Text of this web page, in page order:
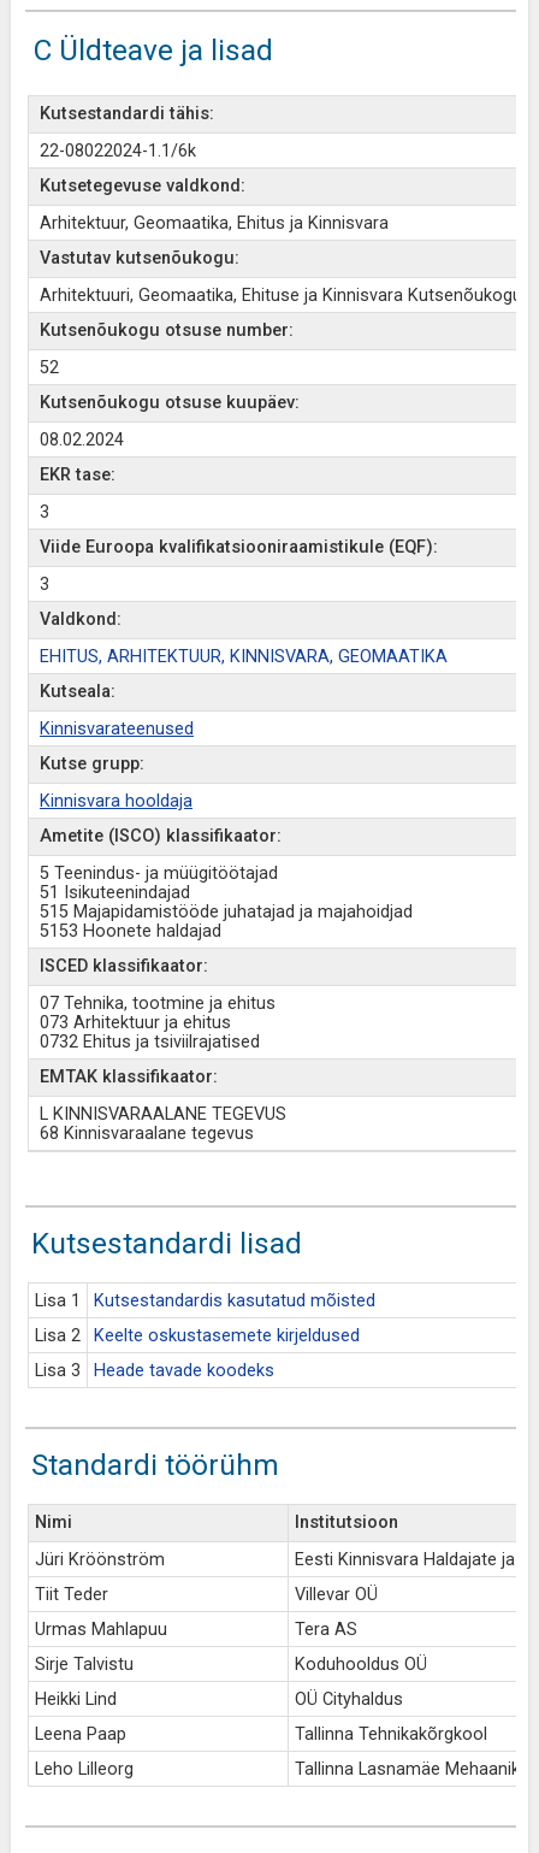
C Üldteave ja lisad
Kutsestandardi tähis:
22-08022024-1.1/6k
Kutsetegevuse valdkond:
Arhitektuur, Geomaatika, Ehitus ja Kinnisvara
Vastutav kutsenõukogu:
Arhitektuuri, Geomaatika, Ehituse ja Kinnisvara Kutsenõukogu
Kutsenõukogu otsuse number:
52
Kutsenõukogu otsuse kuupäev:
08.02.2024
EKR tase:
3
Viide Euroopa kvalifikatsiooniraamistikule (EQF):
3
Valdkond:
EHITUS, ARHITEKTUUR, KINNISVARA, GEOMAATIKA
Kutseala:
Kinnisvarateenused
Kutse grupp:
Kinnisvara hooldaja
Ametite (ISCO) klassifikaator:
5 Teenindus- ja müügitöötajad
51 Isikuteenindajad
515 Majapidamistööde juhatajad ja majahoidjad
5153 Hoonete haldajad
ISCED klassifikaator:
07 Tehnika, tootmine ja ehitus
073 Arhitektuur ja ehitus
0732 Ehitus ja tsiviilrajatised
EMTAK klassifikaator:
L KINNISVARAALANE TEGEVUS
68 Kinnisvaraalane tegevus
Kutsestandardi lisad
Lisa 1
Kutsestandardis kasutatud mõisted
Lisa 2
Keelte oskustasemete kirjeldused
Lisa 3
Heade tavade koodeks
Standardi töörühm
Nimi
Institutsioon
Jüri Kröönström
Eesti Kinnisvara Haldajate ja
Tiit Teder
Villevar OÜ
Urmas Mahlapuu
Tera AS
Sirje Talvistu
Koduhooldus OÜ
Heikki Lind
OÜ Cityhaldus
Leena Paap
Tallinna Tehnikakõrgkool
Leho Lilleorg
Tallinna Lasnamäe